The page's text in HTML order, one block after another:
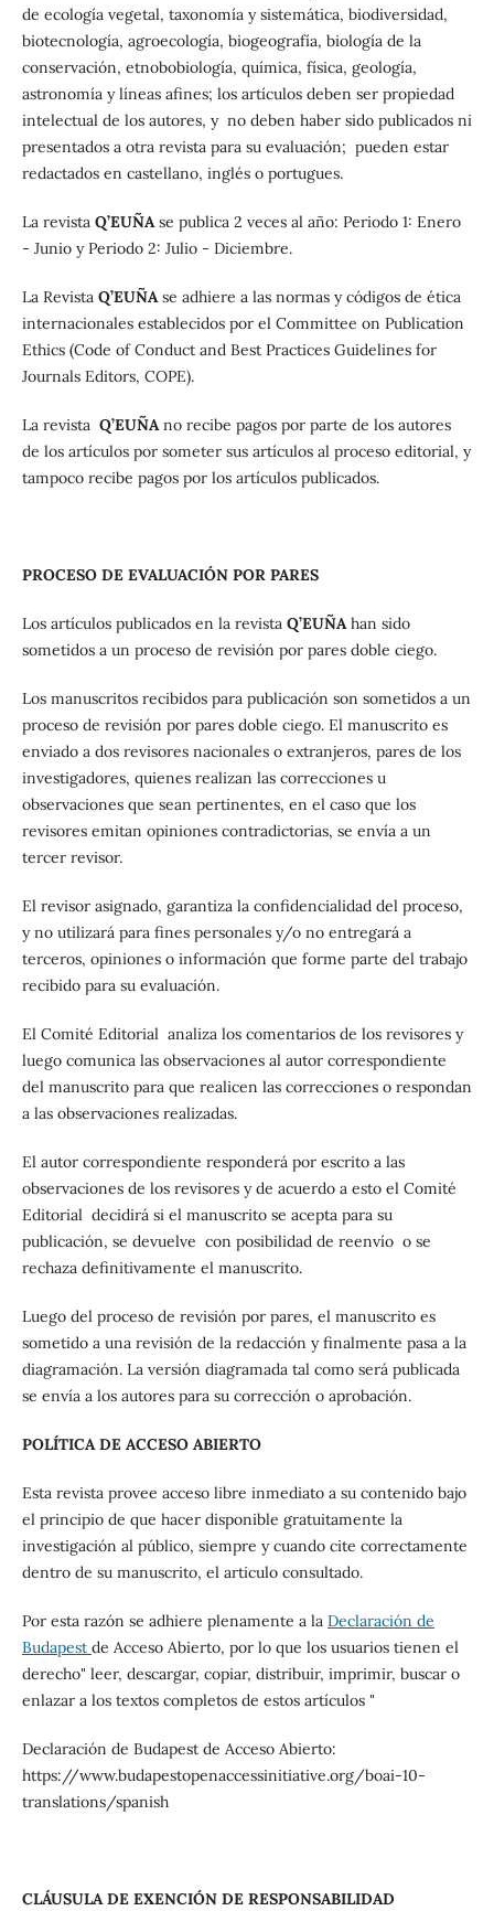
de ecología vegetal, taxonomía y sistemática, biodiversidad,
biotecnología, agroecología, biogeografía, biología de la
conservación, etnobobiología, química, física, geología,
astronomía y líneas afines; los artículos deben ser propiedad
intelectual de los autores, y no deben haber sido publicados ni
presentados a otra revista para su evaluación; pueden estar
redactados en castellano, inglés o portugues.
La revista Q’EUÑAse publica 2 veces al año: Periodo 1: Enero
- Junio y Periodo 2: Julio - Diciembre.
La Revista Q’EUÑAse adhiere a las normas y códigos de ética
internacionales establecidos por el Committee on Publication
Ethics (Code of Conduct and Best Practices Guidelines for
Journals Editors, COPE).
La revista Q’EUÑAno recibe pagos por parte de los autores
de los artículos por someter sus artículos al proceso editorial, y
tampoco recibe pagos por los artículos publicados.
PROCESO DE EVALUACIÓN POR PARES
Los artículos publicados en la revista Q’EUÑAhan sido
sometidos a un proceso de revisión por pares doble ciego.
Los manuscritos recibidos para publicación son sometidos a un
proceso de revisión por pares doble ciego. El manuscrito es
enviado a dos revisores nacionales o extranjeros, pares de los
investigadores, quienes realizan las correcciones u
observaciones que sean pertinentes, en el caso que los
revisores emitan opiniones contradictorias, se envía a un
tercer revisor.
El revisor asignado, garantiza la confidencialidad del proceso,
y no utilizará para fines personales y/o no entregará a
terceros, opiniones o información que forme parte del trabajo
recibido para su evaluación.
El Comité Editorial analiza los comentarios de los revisores y
luego comunica las observaciones al autor correspondiente
del manuscrito para que realicen las correcciones o respondan
a las observaciones realizadas.
El autor correspondiente responderá por escrito a las
observaciones de los revisores y de acuerdo a esto el Comité
Editorial decidirá si el manuscrito se acepta para su
publicación, se devuelve con posibilidad de reenvío o se
rechaza definitivamente el manuscrito.
Luego del proceso de revisión por pares, el manuscrito es
sometido a una revisión de la redacción y finalmente pasa a la
diagramación. La versión diagramada tal como será publicada
se envía a los autores para su corrección o aprobación.
POLÍTICA DE ACCESO ABIERTO
Esta revista provee acceso libre inmediato a su contenido bajo
el principio de que hacer disponible gratuitamente la
investigación al público, siempre y cuando cite correctamente
dentro de su manuscrito, el articulo consultado.
Por esta razón se adhiere plenamente a la Declaración de
Budapest de Acceso Abierto, por lo que los usuarios tienen el
derecho" leer, descargar, copiar, distribuir, imprimir, buscar o
enlazar a los textos completos de estos artículos "
Declaración de Budapest de Acceso Abierto:
https://www.budapestopenaccessinitiative.org/boai-10-
translations/spanish
CLÁUSULA DE EXENCIÓN DE RESPONSABILIDAD